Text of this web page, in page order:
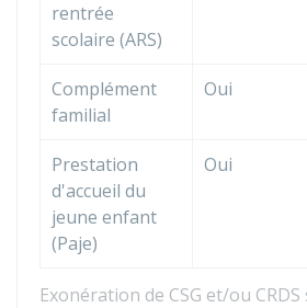
Exonération de CSG et/ou
rentrée
scolaire (ARS)
Complément
familial
Oui
Prestation
d'accueil du
jeune enfant
(Paje)
Oui